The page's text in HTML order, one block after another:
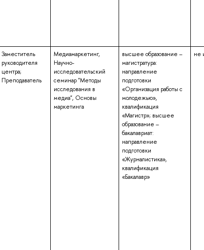
Заместитель
руководителя
центра;
Преподаватель
Медиамаркетинг,
Научно-
исследовательский
семинар "Методы
исследования в
медиа", Основы
маркетинга
высшее образование –
магистратура:
направление
подготовки
«Организация работы с
молодежью»,
квалификация
«Магистр»; высшее
образование –
бакалавриат:
направление
подготовки
«Журналистика»,
квалификация
«Бакалавр»
не